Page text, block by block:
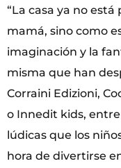
“La casa ya no
mamá, sino como
imaginación y la
misma que han
Corraini Edizioni,
o Innedit kids, entre
lúdicas que los
hora de divertirse